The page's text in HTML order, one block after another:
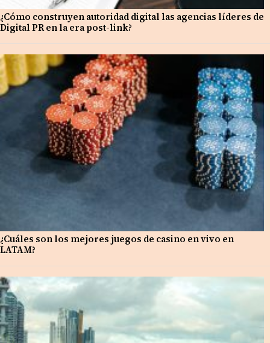
¿Cómo construyen autoridad digital las agencias líderes de
Digital PR en la era post-link?
¿Cuáles son los mejores juegos de casino en vivo en
LATAM?